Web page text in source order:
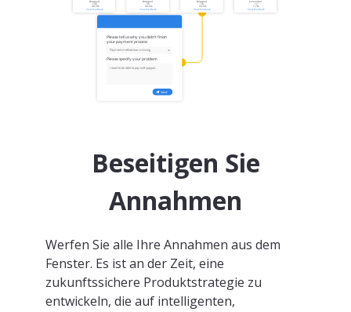
Beseitigen Sie
Annahmen
Werfen Sie alle Ihre Annahmen aus dem
Fenster. Es ist an der Zeit, eine
zukunftssichere Produktstrategie zu
entwickeln, die auf intelligenten,